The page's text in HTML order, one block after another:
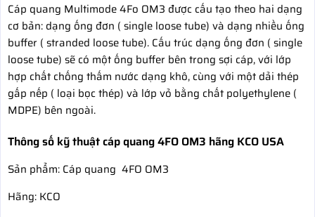
Cáp quang Multimode 4Fo OM3 được cấu tạo theo hai dạng
cơ bản: dạng ống đơn ( single loose tube) và dạng nhiều ống
buffer ( stranded loose tube). Cấu trúc dạng ống đơn ( single
loose tube) sẽ có một ống buffer bên trong sợi cáp, với lớp
hợp chất chống thấm nước dạng khô, cùng với một dải thép
gấp nếp ( loại bọc thép) và lớp vỏ bằng chất polyethylene (
MDPE) bên ngoài.
Thông số kỹ thuật cáp quang 4FO OM3 hãng KCO USA
Sản phẩm: Cáp quang 4FO OM3
Hãng: KCO